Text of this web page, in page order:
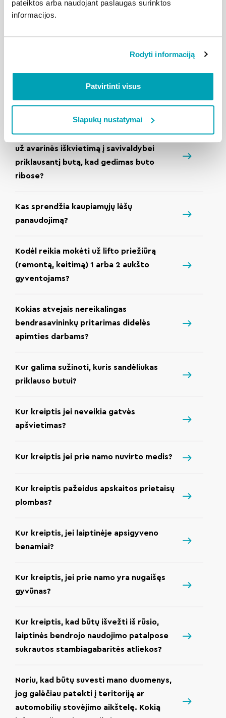
pateiktos arba naudojant paslaugas surinktos
informacijos.
Rodyti informaciją
Patvirtinti visus
Slapukų nustatymai
statomi ant žalios vejos arba šaligatvio?
administratorius pateikia metinę
ataskaitą?
Kaip užsisakyti paslaugą?
Kas apmoka (nuomininkas ar savivaldybė)
už avarinės iškvietimą į savivaldybei
priklausantį butą, kad gedimas buto
ribose?
Kas sprendžia kaupiamųjų lėšų
panaudojimą?
Kodėl reikia mokėti už lifto priežiūrą
(remontą, keitimą) 1 arba 2 aukšto
gyventojams?
Kokias atvejais nereikalingas
bendrasavininkų pritarimas didelės
apimties darbams?
Kur galima sužinoti, kuris sandėliukas
priklauso butui?
Kur kreiptis jei neveikia gatvės
apšvietimas?
Kur kreiptis jei prie namo nuvirto medis?
Kur kreiptis pažeidus apskaitos prietaisų
plombas?
Kur kreiptis, jei laiptinėje apsigyveno
benamiai?
Kur kreiptis, jei prie namo yra nugaišęs
gyvūnas?
Kur kreiptis, kad būtų išvežti iš rūsio,
laiptinės bendrojo naudojimo patalpose
sukrautos stambiagabaritės atliekos?
Noriu, kad būtų suvesti mano duomenys,
jog galėčiau patekti į teritoriją ar
automobilių stovėjimo aikštelę. Kokią